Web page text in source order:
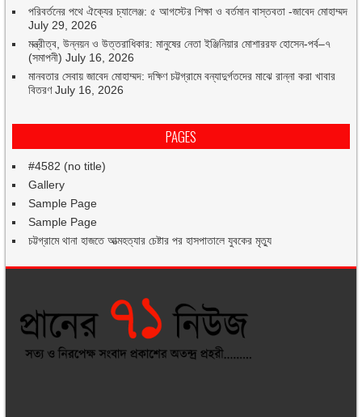
পরিবর্তনের পথে ঐক্যের চ্যালেঞ্জ: ৫ আগস্টের শিক্ষা ও বর্তমান বাস্তবতা -জাবেদ মোহাম্মদ
July 29, 2026
মন্ত্রীত্ব, উন্নয়ন ও উত্তরাধিকার: মানুষের নেতা ইঞ্জিনিয়ার মোশাররফ হোসেন-পর্ব–৭
(সমাপনী) July 16, 2026
মানবতার সেবায় জাবেদ মোহাম্মদ: দক্ষিণ চট্টগ্রামে বন্যাদুর্গতদের মাঝে রান্না করা খাবার
বিতরণ July 16, 2026
PAGES
#4582 (no title)
Gallery
Sample Page
Sample Page
চট্টগ্রামে থানা হাজতে আত্মহত্যার চেষ্টার পর হাসপাতালে যুবকের মৃত্যু